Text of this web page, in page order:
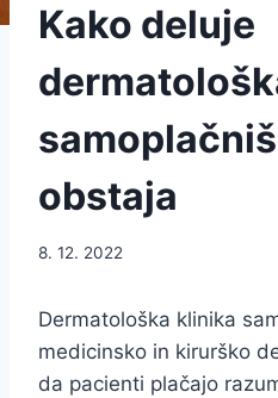
Kako deluje
obstaja
8. 12. 2022
Dermatološka klinika
medicinsko in kirurško
da pacienti plačajo